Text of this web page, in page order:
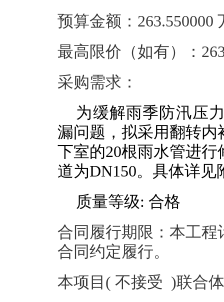
预算金额：263.550000
最高限价（如有）：
采购需求：
为缓解雨季防汛压
漏问题，拟采用翻转
下室的20根雨水管进
道为DN150。具体详见
质量等级: 合格
合同履行期限：本工程
合同约定履行。
本项目( 不接受 )联合